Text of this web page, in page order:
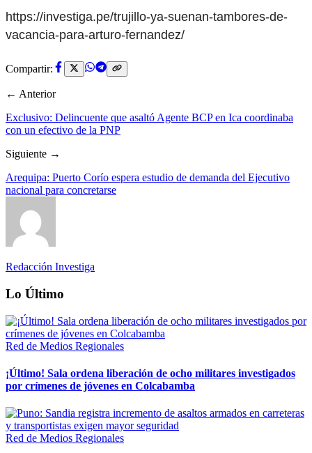
https://investiga.pe/trujillo-ya-suenan-tambores-de-
vacancia-para-arturo-fernandez/
Compartir:
← Anterior
Exclusivo: Delincuente que asaltó Agente BCP en Ica coordinaba
con un efectivo de la PNP
Siguiente →
Arequipa: Puerto Corío espera estudio de demanda del Ejecutivo
nacional para concretarse
Redacción Investiga
Lo Último
Red de Medios Regionales
¡Último! Sala ordena liberación de ocho militares investigados
por crímenes de jóvenes en Colcabamba
Red de Medios Regionales